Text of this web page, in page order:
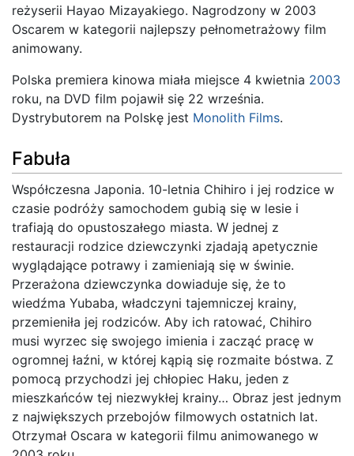
reżyserii Hayao Mizayakiego. Nagrodzony w 2003
Oscarem w kategorii najlepszy pełnometrażowy film
animowany.
Polska premiera kinowa miała miejsce 4 kwietnia 2003
roku, na DVD film pojawił się 22 września.
Dystrybutorem na Polskę jest Monolith Films.
Fabuła
Współczesna Japonia. 10-letnia Chihiro i jej rodzice w
czasie podróży samochodem gubią się w lesie i
trafiają do opustoszałego miasta. W jednej z
restauracji rodzice dziewczynki zjadają apetycznie
wyglądające potrawy i zamieniają się w świnie.
Przerażona dziewczynka dowiaduje się, że to
wiedźma Yubaba, władczyni tajemniczej krainy,
przemieniła jej rodziców. Aby ich ratować, Chihiro
musi wyrzec się swojego imienia i zacząć pracę w
ogromnej łaźni, w której kąpią się rozmaite bóstwa. Z
pomocą przychodzi jej chłopiec Haku, jeden z
mieszkańców tej niezwykłej krainy… Obraz jest jednym
z największych przebojów filmowych ostatnich lat.
Otrzymał Oscara w kategorii filmu animowanego w